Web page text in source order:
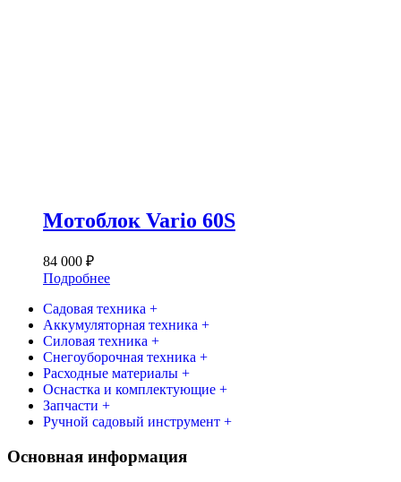
Мотоблок Vario 60S
84 000 ₽
Подробнее
Садовая техника +
Аккумуляторная техника +
Силовая техника +
Снегоуборочная техника +
Расходные материалы +
Оснастка и комплектующие +
Запчасти +
Ручной садовый инструмент +
Основная информация